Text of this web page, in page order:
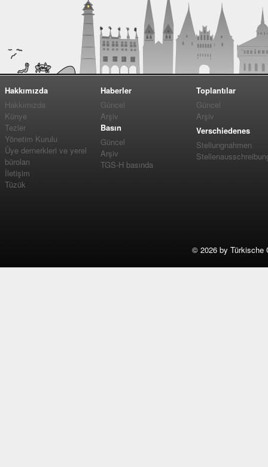
Hakkımızda
Hakkımızda
Künye
Tezler
Yönetim Kurulu
Üye dernerkleri ve yerel
büroları
İletişim
Tüzük
Haberler
Güncel
Arşiv
Basın
Güncel
Arşiv
TGS-H basında
Toplantılar
Güncel
Arşiv
Verschiedenes
Stellungnahmen
© 2026 by Türkische